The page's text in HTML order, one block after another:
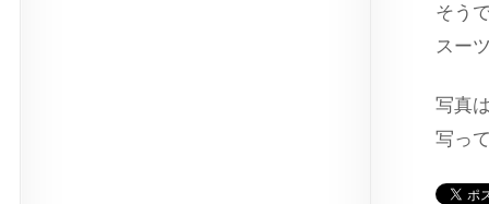
そう
スー
写真
写っ